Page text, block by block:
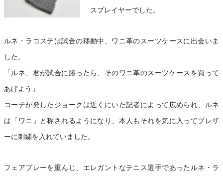
スプレイヤーでした。
ルネ・ラコステは試合の移動中、ワニ革のスーツケースに出会いま
した。
「ルネ、君が試合に勝ったら、そのワニ革のスーツケースを買って
あげよう」
コーチが発したジョークは近くにいた記者によって広められ、ルネ
は「ワニ」と称されるようになり、本人もそれを気に入ってブレザ
ーに刺繍を入れていました。
フェアプレーを重んじ、エレガントなテニス選手であったルネ・ラ